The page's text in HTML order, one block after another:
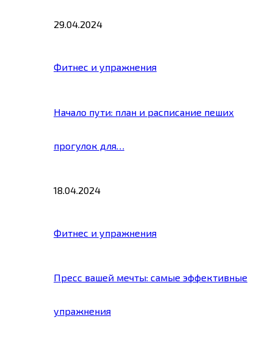
29.04.2024
Фитнес и упражнения
Начало пути: план и расписание пеших
прогулок для…
18.04.2024
Фитнес и упражнения
Пресс вашей мечты: самые эффективные
упражнения